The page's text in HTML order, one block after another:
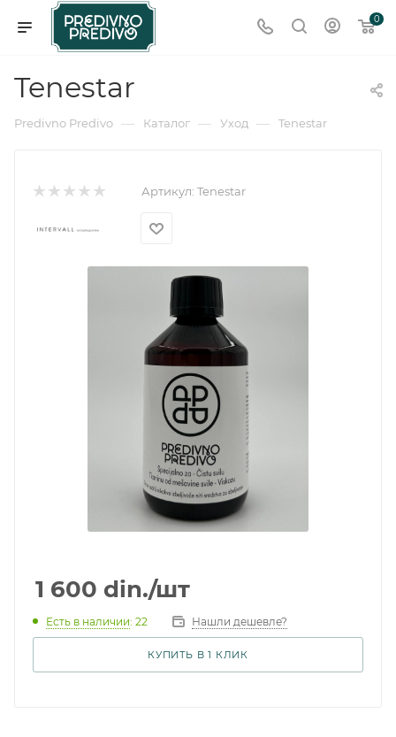
0
Tenestar
Predivno Predivo — Каталог — Уход — Tenestar
Артикул: Tenestar
1 600 din./шт
Есть в наличии: 22 Нашли дешевле?
КУПИТЬ В 1 КЛИК